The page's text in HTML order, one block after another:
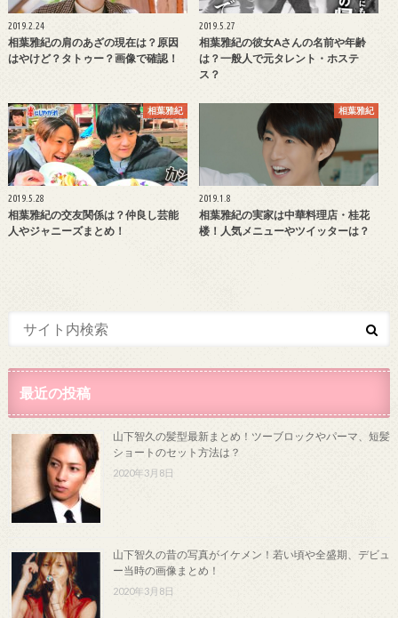
2019.2.24
相葉雅紀の肩のあざの現在は？原因
はやけど？タトゥー？画像で確認！
2019.5.27
相葉雅紀の彼女Aさんの名前や年齢
は？一般人で元タレント・ホステ
ス？
相葉雅紀
2019.5.28
相葉雅紀の交友関係は？仲良し芸能
人やジャニーズまとめ！
相葉雅紀
2019.1.8
相葉雅紀の実家は中華料理店・桂花
楼！人気メニューやツイッターは？
最近の投稿
山下智久の髪型最新まとめ！ツーブロックやパーマ、短髪
ショートのセット方法は？
2020年3月8日
山下智久の昔の写真がイケメン！若い頃や全盛期、デビュ
ー当時の画像まとめ！
2020年3月8日